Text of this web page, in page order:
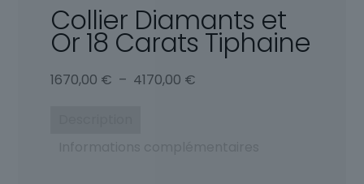
Collier Diamants et
Or 18 Carats Tiphaine
1670,00 € – 4170,00 €